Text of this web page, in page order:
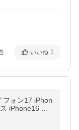
いいね 1
フォン17 iPhon
iPhone16 ケ
iPhone A